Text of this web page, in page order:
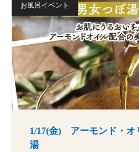
お風呂イベント
1/17(金) アーモンド・オ
湯